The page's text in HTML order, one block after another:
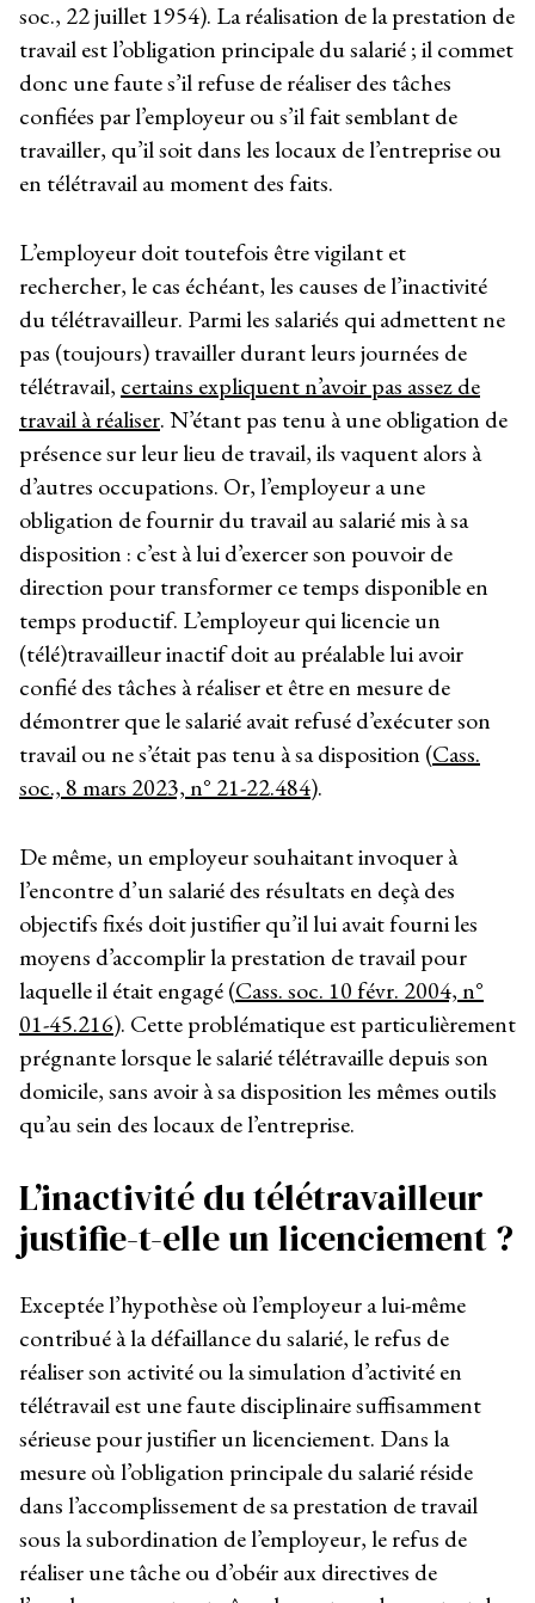
soc., 22 juillet 1954). La réalisation de la prestation de
travail est l’obligation principale du salarié ; il commet
donc une faute s’il refuse de réaliser des tâches
confiées par l’employeur ou s’il fait semblant de
travailler, qu’il soit dans les locaux de l’entreprise ou
en télétravail au moment des faits.
L’employeur doit toutefois être vigilant et
rechercher, le cas échéant, les causes de l’inactivité
du télétravailleur. Parmi les salariés qui admettent ne
pas (toujours) travailler durant leurs journées de
télétravail, certains expliquent n’avoir pas assez de
travail à réaliser. N’étant pas tenu à une obligation de
présence sur leur lieu de travail, ils vaquent alors à
d’autres occupations. Or, l’employeur a une
obligation de fournir du travail au salarié mis à sa
disposition : c’est à lui d’exercer son pouvoir de
direction pour transformer ce temps disponible en
temps productif. L’employeur qui licencie un
(télé)travailleur inactif doit au préalable lui avoir
confié des tâches à réaliser et être en mesure de
démontrer que le salarié avait refusé d’exécuter son
travail ou ne s’était pas tenu à sa disposition (Cass.
soc., 8 mars 2023, n° 21-22.484).
De même, un employeur souhaitant invoquer à
l’encontre d’un salarié des résultats en deçà des
objectifs fixés doit justifier qu’il lui avait fourni les
moyens d’accomplir la prestation de travail pour
laquelle il était engagé (Cass. soc. 10 févr. 2004, n°
01-45.216). Cette problématique est particulièrement
prégnante lorsque le salarié télétravaille depuis son
domicile, sans avoir à sa disposition les mêmes outils
qu’au sein des locaux de l’entreprise.
L’inactivité du télétravailleur
justifie-t-elle un licenciement ?
Exceptée l’hypothèse où l’employeur a lui-même
contribué à la défaillance du salarié, le refus de
réaliser son activité ou la simulation d’activité en
télétravail est une faute disciplinaire suffisamment
sérieuse pour justifier un licenciement. Dans la
mesure où l’obligation principale du salarié réside
dans l’accomplissement de sa prestation de travail
sous la subordination de l’employeur, le refus de
réaliser une tâche ou d’obéir aux directives de